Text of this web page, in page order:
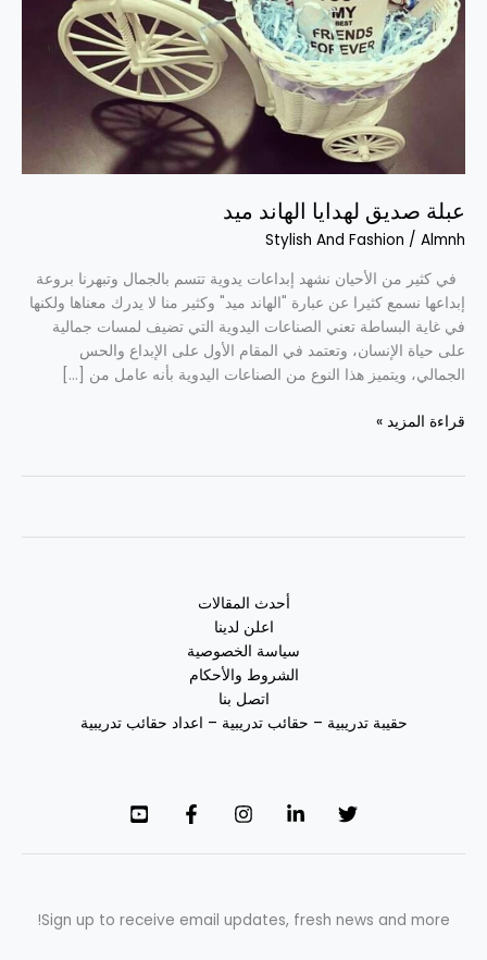
عبلة صديق لهدايا الهاند ميد
Stylish And Fashion / Almnh
في كثير من الأحيان نشهد إبداعات يدوية تتسم بالجمال وتبهرنا بروعة
إبداعها نسمع كثيرا عن عبارة "الهاند ميد" وكثير منا لا يدرك معناها ولكنها
في غاية البساطة تعني الصناعات اليدوية التي تضيف لمسات جمالية
على حياة الإنسان، وتعتمد في المقام الأول على الإبداع والحس
الجمالي، ويتميز هذا النوع من الصناعات اليدوية بأنه عامل من […]
قراءة المزيد »
أحدث المقالات
اعلن لدينا
سياسة الخصوصية
الشروط والأحكام
اتصل بنا
حقيبة تدريبية – حقائب تدريبية – اعداد حقائب تدريبية
Sign up to receive email updates, fresh news and more!